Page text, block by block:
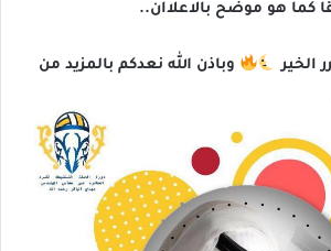
كما هو موضح بالاعلاان..
الخير
وباذن الله نعدكم بالمزيد من